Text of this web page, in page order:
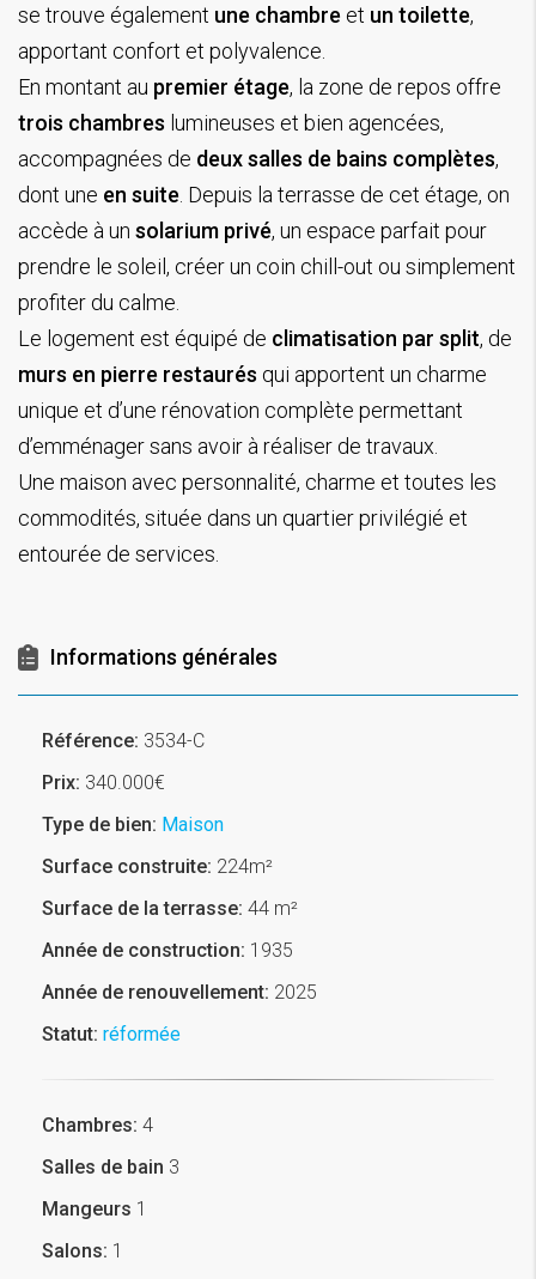
se trouve également une chambre et un toilette,
apportant confort et polyvalence.
En montant au premier étage, la zone de repos offre
trois chambres lumineuses et bien agencées,
accompagnées de deux salles de bains complètes,
dont une en suite . Depuis la terrasse de cet étage, on
accède à un solarium privé, un espace parfait pour
prendre le soleil, créer un coin chill-out ou simplement
profiter du calme.
Le logement est équipé de climatisation par split, de
murs en pierre restaurés qui apportent un charme
unique et d’une rénovation complète permettant
d’emménager sans avoir à réaliser de travaux.
Une maison avec personnalité, charme et toutes les
commodités, située dans un quartier privilégié et
entourée de services.
Informations générales
Référence: 3534-C
Prix: 340.000€
Type de bien: Maison
Surface construite: 224m²
Surface de la terrasse: 44 m²
Année de construction: 1935
Année de renouvellement: 2025
Statut: réformée
Chambres: 4
Salles de bain 3
Mangeurs 1
Salons: 1